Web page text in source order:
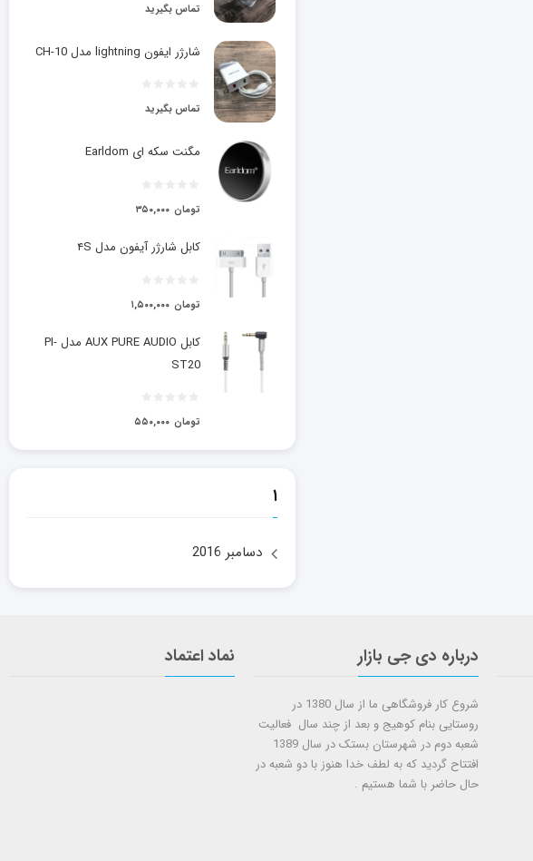
تماس بگیرید
شارژر ایفون lightning مدل CH-10
تماس بگیرید
مگنت سکه ای Earldom
۳۵۰,۰۰۰ تومان
کابل شارژر آیفون مدل ۴S
۱,۵۰۰,۰۰۰ تومان
کابل AUX PURE AUDIO مدل PI-
ST20
۵۵۰,۰۰۰ تومان
۱
دسامبر 2016
درباره دی جی بازار
شروع کار فروشگاهی ما از سال 1380 در
روستایی بنام کوهیج و بعد از چند سال فعالیت
شعبه دوم در شهرستان بستک در سال 1389
افتتاح گردید که به لطف خدا هنوز با دو شعبه در
حال حاضر با شما هستيم .
نماد اعتماد